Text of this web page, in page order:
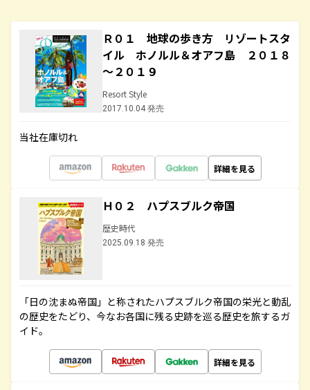
Ｒ０１ 地球の歩き方 リゾートスタ
イル ホノルル＆オアフ島 ２０１８
～２０１９
Resort Style
2017.10.04 発売
当社在庫切れ
詳細を見る
Ｈ０２ ハプスブルク帝国
歴史時代
2025.09.18 発売
「日の沈まぬ帝国」と称されたハプスブルク帝国の栄光と動乱
の歴史をたどり、今なお各国に残る史跡を巡る歴史を旅するガ
イド。
詳細を見る